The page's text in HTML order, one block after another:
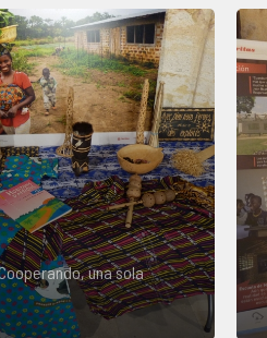
una sola